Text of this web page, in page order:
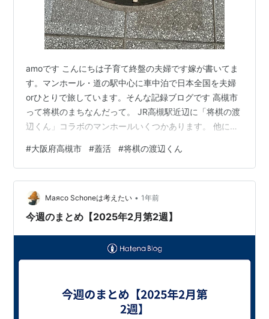
amoです こんにちは子育て終盤の夫婦です嫁が書いてま
す。マンホール・道の駅中心に車中泊で日本全国を夫婦
orひとりで旅しています。そんな記録ブログです ​高槻市
って将棋のまちなんだって。 JR高槻駅近辺に「将棋の渡
辺くん」コラボのマンホールいくつかあります。 他にも
amotabi346.hatenablog.com 将棋のご当地ポストなど
があります。 将棋の渡辺くん（1） （ワイドKC） [ 伊奈
めぐみ ]価格: 880 円楽天で詳細を見る amoの御用達
room.rakuten.co.jp ↑↑↑コレクションで都道府県別に
ご当地モノを紹介中！！ 励みになりま…
#大阪府高槻市 #蓋活 #将棋の渡辺くん
Maяco Schoneは考えたい • 1年前
今週のまとめ【2025年2月第2週】